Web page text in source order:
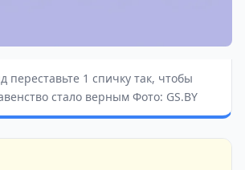
переставьте 1 спичку так, чтобы
стало верным Фото: GS.BY